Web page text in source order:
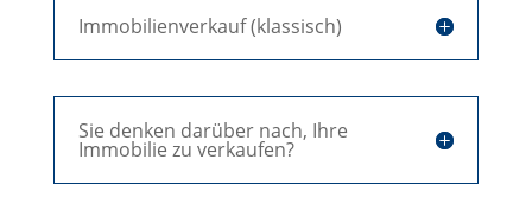
Immobilienverkauf (klassisch)
Sie denken darüber nach, Ihre
Immobilie zu verkaufen?